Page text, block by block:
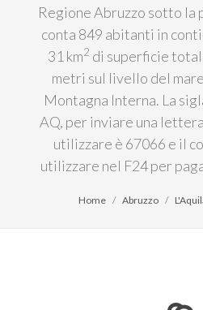
Regione Abruzzo sotto la
conta 849 abitanti in
31 km2 di superficie
metri sul livello del
Montagna Interna. La
AQ, per inviare una
utilizzare è 67066 e il
utilizzare nel F24 per
Home Abruzzo